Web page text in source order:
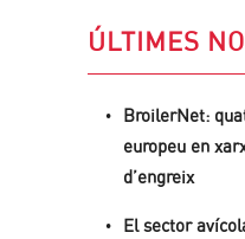
ÚLTIMES
BroilerNet:
europeu en
d’engreix
El sector